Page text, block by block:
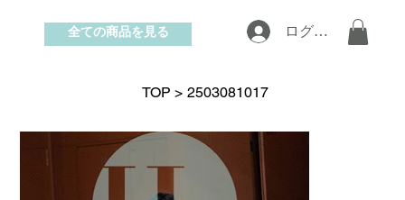
お問い合わせ
ログイン
全ての商品を見る
TOP > 2503081017